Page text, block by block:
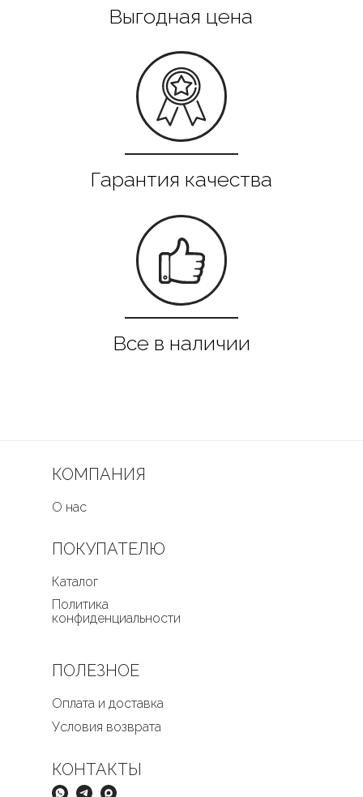
КОМПАНИЯ
О нас
ПОЛЕЗНОЕ
Оплата и доставка
Условия возврата
ПОКУПАТЕЛЮ
Каталог
Политика
конфиденциальности
КОНТАКТЫ